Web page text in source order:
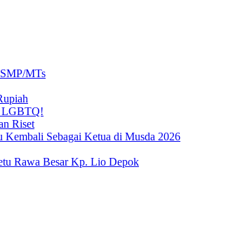
MTs
LGBTQ!
Riset
Sebagai Ketua di Musda 2026
Rawa Besar Kp. Lio Depok